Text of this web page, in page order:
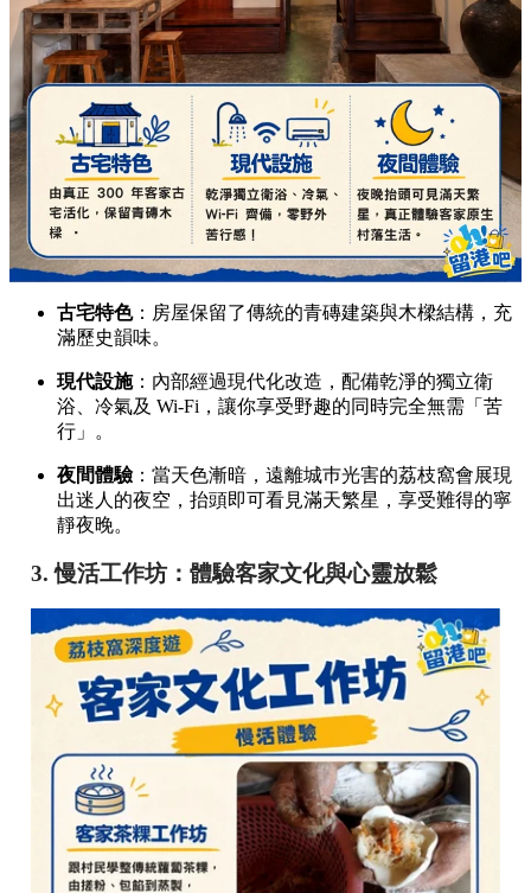
古宅特色：房屋保留了傳統的青磚建築與木樑結構，充
滿歷史韻味。
現代設施：內部經過現代化改造，配備乾淨的獨立衛
浴、冷氣及 Wi-Fi，讓你享受野趣的同時完全無需「苦
行」。
夜間體驗：當天色漸暗，遠離城巿光害的荔枝窩會展現
出迷人的夜空，抬頭即可看見滿天繁星，享受難得的寧
靜夜晚。
3. 慢活工作坊：體驗客家文化與心靈放鬆